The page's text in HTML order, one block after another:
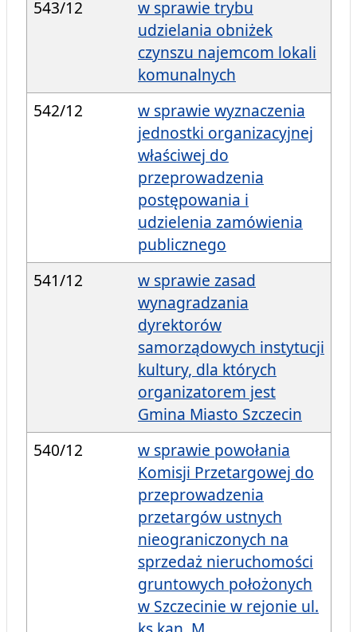
543/12
w sprawie trybu
udzielania obniżek
czynszu najemcom lokali
komunalnych
542/12
w sprawie wyznaczenia
jednostki organizacyjnej
właściwej do
przeprowadzenia
postępowania i
udzielenia zamówienia
publicznego
541/12
w sprawie zasad
wynagradzania
dyrektorów
samorządowych instytucji
kultury, dla których
organizatorem jest
Gmina Miasto Szczecin
540/12
w sprawie powołania
Komisji Przetargowej do
przeprowadzenia
przetargów ustnych
nieograniczonych na
sprzedaż nieruchomości
gruntowych położonych
w Szczecinie w rejonie ul.